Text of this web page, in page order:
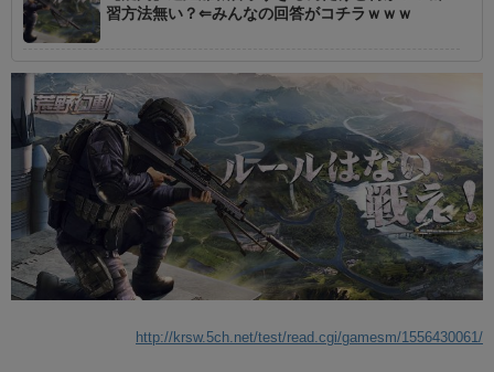
習方法無い？⇐みんなの回答がコチラｗｗｗ
http://krsw.5ch.net/test/read.cgi/gamesm/1556430061/